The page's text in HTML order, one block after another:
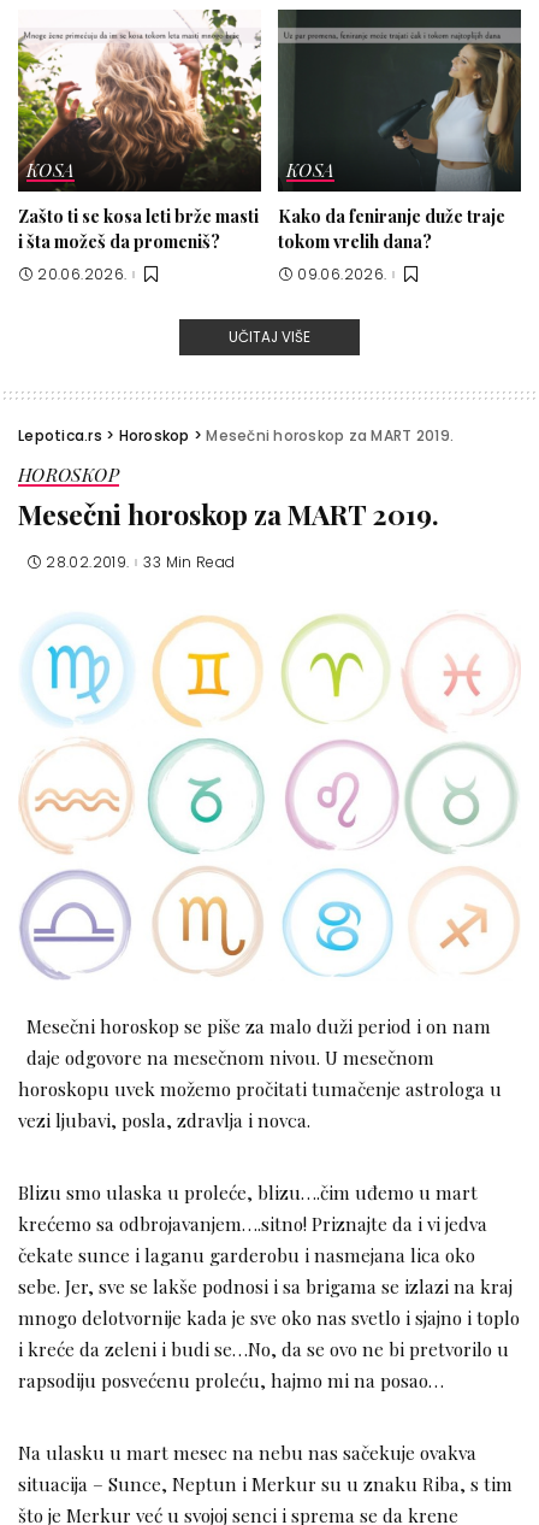
KOSA
Zašto ti se kosa leti brže masti
i šta možeš da promeniš?
20.06.2026.
KOSA
Kako da feniranje duže traje
tokom vrelih dana?
09.06.2026.
UČITAJ VIŠE
Lepotica.rs > Horoskop >Mesečni horoskop za MART 2019.
HOROSKOP
Mesečni horoskop za MART 2019.
28.02.2019. 33 Min Read
Mesečni horoskop se piše za malo duži period i on nam
daje odgovore na mesečnom nivou. U mesečnom
horoskopu uvek možemo pročitati tumačenje astrologa u
vezi ljubavi, posla, zdravlja i novca.
Blizu smo ulaska u proleće, blizu….čim uđemo u mart
krećemo sa odbrojavanjem….sitno! Priznajte da i vi jedva
čekate sunce i laganu garderobu i nasmejana lica oko
sebe. Jer, sve se lakše podnosi i sa brigama se izlazi na kraj
mnogo delotvornije kada je sve oko nas svetlo i sjajno i toplo
i kreće da zeleni i budi se…No, da se ovo ne bi pretvorilo u
rapsodiju posvećenu proleću, hajmo mi na posao…
Na ulasku u mart mesec na nebu nas sačekuje ovakva
situacija – Sunce, Neptun i Merkur su u znaku Riba, s tim
što je Merkur već u svojoj senci i sprema se da krene